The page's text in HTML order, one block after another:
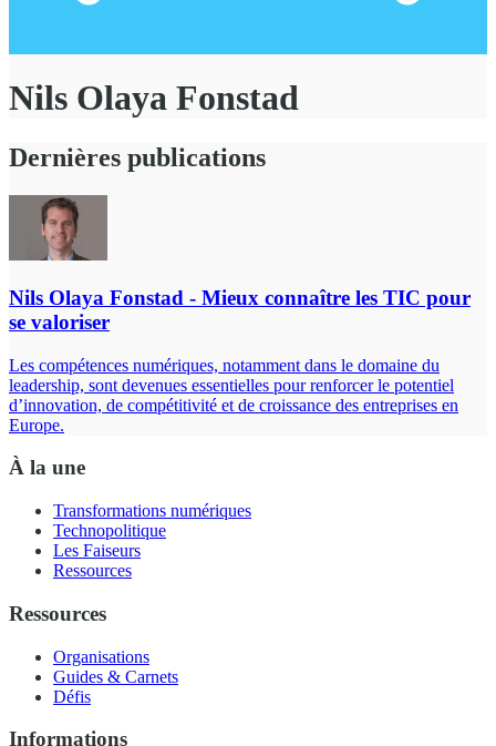
Nils Olaya Fonstad
Dernières publications
Nils Olaya Fonstad - Mieux connaître les TIC pour
se valoriser
Les compétences numériques, notamment dans le domaine du
leadership, sont devenues essentielles pour renforcer le potentiel
d’innovation, de compétitivité et de croissance des entreprises en
Europe.
À la une
Transformations numériques
Technopolitique
Les Faiseurs
Ressources
Ressources
Organisations
Guides & Carnets
Défis
Informations